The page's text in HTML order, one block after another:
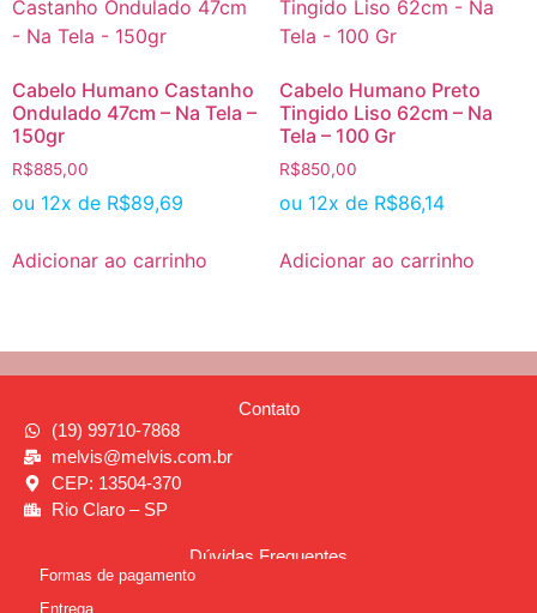
Cabelo Humano Castanho
Ondulado 47cm – Na Tela –
150gr
R$885,00
ou 12x de R$89,69
Adicionar ao carrinho
Cabelo Humano Preto
Tingido Liso 62cm – Na
Tela – 100 Gr
R$850,00
ou 12x de R$86,14
Adicionar ao carrinho
Contato
(19) 99710-7868
melvis@melvis.com.br
CEP: 13504-370
Rio Claro – SP
Dúvidas Frequentes
Formas de pagamento
Entrega